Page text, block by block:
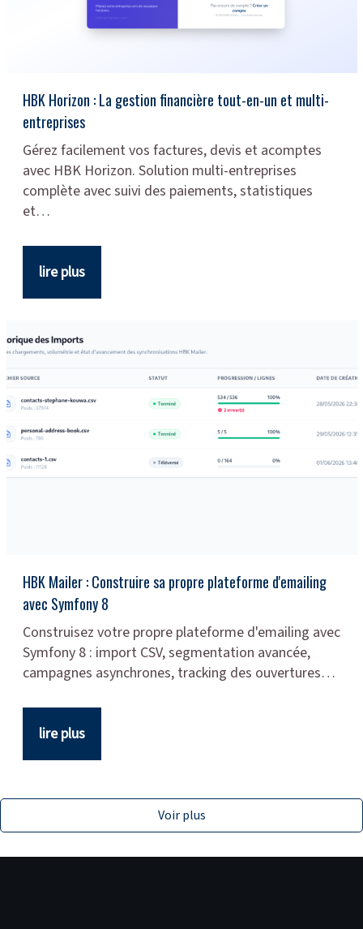
HBK Horizon : La gestion financière tout-en-un et multi-
entreprises
Gérez facilement vos factures, devis et acomptes
avec HBK Horizon. Solution multi-entreprises
complète avec suivi des paiements, statistiques
et…
lire plus
HBK Mailer : Construire sa propre plateforme d'emailing
avec Symfony 8
Construisez votre propre plateforme d'emailing avec
Symfony 8 : import CSV, segmentation avancée,
campagnes asynchrones, tracking des ouvertures…
lire plus
Voir plus